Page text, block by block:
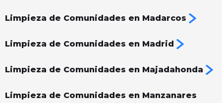
Limpieza de Comunidades en Madarcos
Limpieza de Comunidades en Madrid
Limpieza de Comunidades en Majadahonda
Limpieza de Comunidades en Manzanares